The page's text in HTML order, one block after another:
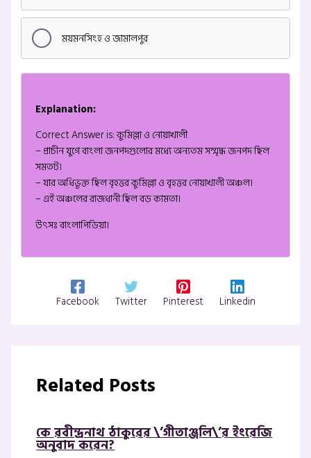
ময়মনসিংহ ও জামালপুর
Explanation:
Correct Answer is: কুমিল্লা ও নোয়াখালী
– প্রাচীন যুগে বাংলা জনপদগুলোর মধ্যে অন্যতম সম্মৃদ্ধ জনপদ ছিল
সমতট।
– যার অধিভূক্ত ছিল বৃহত্তর কুমিল্লা ও বৃহত্তর নোয়াখালী অঞ্চল।
– এই অঞ্চলের রাজধানী ছিল বড় কামতা।
উৎসঃ বাংলাপিডিয়া।
Facebook Twitter Pinterest Linkedin
Related Posts
কে রবীন্দ্রনাথ ঠাকুরের \’গীতাঞ্জলি\’র ইংরেজি
অনুবাদ করেন?